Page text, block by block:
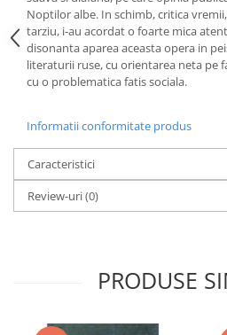
Noptilor albe. In schimb, critica
tarziu, i-au acordat o foarte mica
disonanta aparea aceasta opera in
literaturii ruse, cu orientarea neta pe
cu o problematica fatis sociala.
Informatii conformitate produs
Caracteristici
Review-uri(0)
PRODUSE